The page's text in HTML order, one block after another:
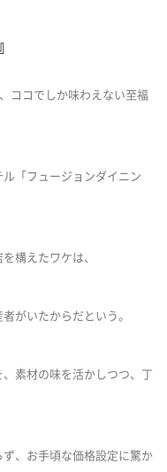
ココでしか味わえない至福
「フュージョンダイニン
構えたワケは、
がいたからだという。
素材の味を活かしつつ、丁
、お手頃な価格設定に驚か